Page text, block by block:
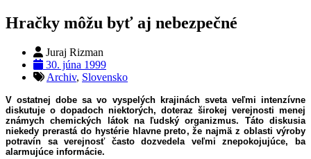
Hračky môžu byť aj nebezpečné
Juraj Rizman
30. júna 1999
Archiv, Slovensko
V ostatnej dobe sa vo vyspelých krajinách sveta veľmi intenzívne
diskutuje o dopadoch niektorých, doteraz širokej verejnosti menej
známych chemických látok na ľudský organizmus. Táto diskusia
niekedy prerastá do hystérie hlavne preto, že najmä z oblasti výroby
potravín sa verejnosť často dozvedela veľmi znepokojujúce, ba
alarmujúce informácie.